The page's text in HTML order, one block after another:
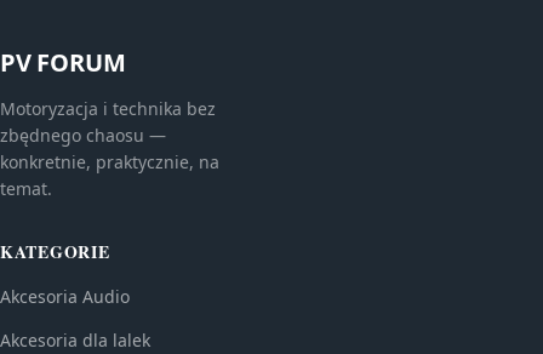
PV FORUM
Motoryzacja i technika bez
zbędnego chaosu —
konkretnie, praktycznie, na
temat.
KATEGORIE
Akcesoria Audio
Akcesoria dla lalek